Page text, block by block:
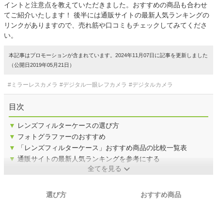
イントと注意点を教えていただきました。おすすめの商品も合わせ
てご紹介いたします！ 後半には通販サイトの最新人気ランキングの
リンクがありますので、売れ筋や口コミもチェックしてみてくださ
い。
本記事はプロモーションが含まれています。2024年11月07日に記事を更新しました
（公開日2019年05月21日）
#ミラーレスカメラ #デジタル一眼レフカメラ #デジタルカメラ
目次
▼ レンズフィルターケースの選び方
▼ フォトグラファーのおすすめ
▼
「レンズフィルターケース」おすすめ商品の比較一覧表
▼ 通販サイトの最新人気ランキングを参考にする
全てを見る
選び方 おすすめ商品